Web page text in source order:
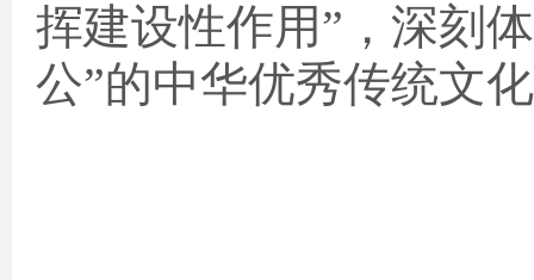
挥建设性作用”，深刻
公”的中华优秀传统文